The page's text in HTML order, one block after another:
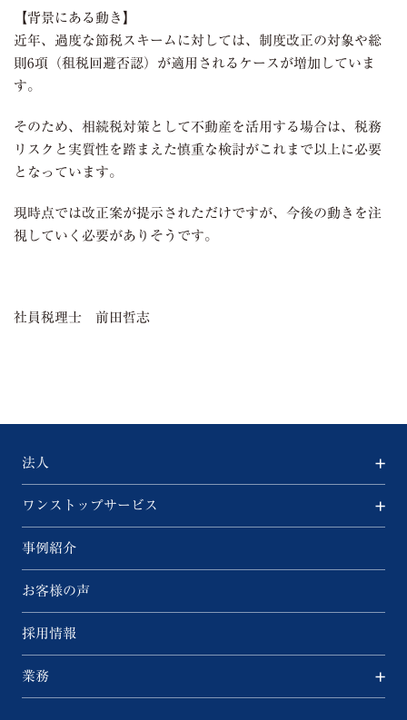
【背景にある動き】
近年、過度な節税スキームに対しては、制度改正の対象や総
則6項（租税回避否認）が適用されるケースが増加していま
す。
そのため、相続税対策として不動産を活用する場合は、税務
リスクと実質性を踏まえた慎重な検討がこれまで以上に必要
となっています。
現時点では改正案が提示されただけですが、今後の動きを注
視していく必要がありそうです。
社員税理士 前田哲志
法人
ワンストップサービス
事例紹介
お客様の声
採用情報
業務